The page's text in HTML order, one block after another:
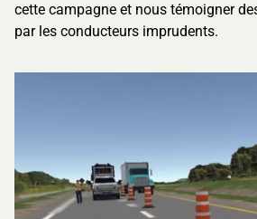
cettecampagne et nous témoigner
par les conducteurs imprudents.